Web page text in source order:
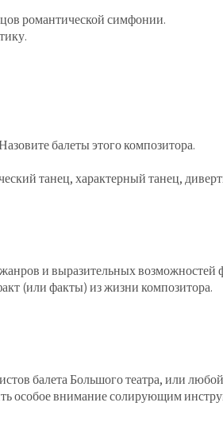
симфонии.
балеты этого композитора.
танец, характерный танец,
и выразительных возможностей
(или факты) из жизни композитора.
балета Большого театра, или
особое внимание солирующим